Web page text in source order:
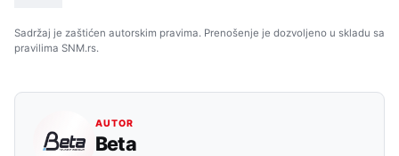
Sadržaj je zaštićen autorskim pravima. Prenošenje je dozvoljeno u skladu sa
pravilima SNM.rs.
AUTOR
Beta